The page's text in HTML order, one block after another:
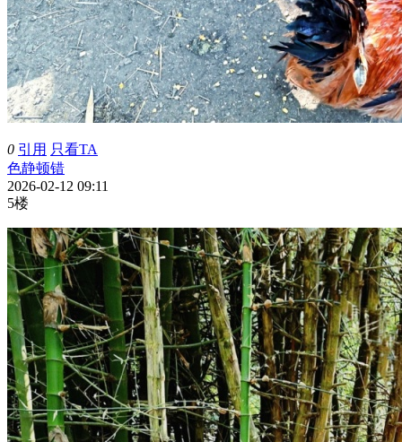
0 引用 只看TA
色静顿错
2026-02-12 09:11
5楼